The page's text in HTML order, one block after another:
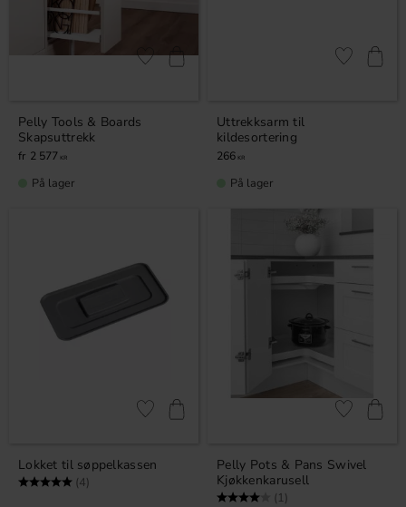
Pelly Tools & Boards
Skapsuttrekk
2 577 KR
Lagre som favoritt
På lager
Uttrekksarm til
kildesortering
266 KR
Lagre som
På lager
Lokket til søppelkassen
Karakter: (4)
Lagre som favoritt
Pelly Pots & Pans Swivel
Kjøkkenkarusell
Karakter: (1)
Lagre som